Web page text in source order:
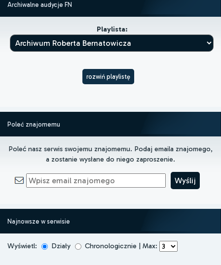
Archiwalne audycje FN
Playlista:
rozwiń playlistę
Poleć znajomemu
Poleć nasz serwis swojemu znajomemu. Podaj emaila znajomego,
a zostanie wysłane do niego zaproszenie.
Najnowsze w serwisie
Wyświetl: Działy Chronologicznie | Max: